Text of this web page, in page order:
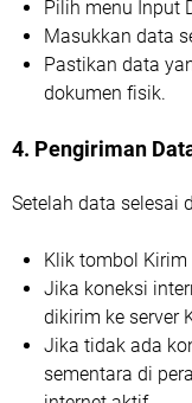
Pilih menu Input
Masukkan data
Pastikan data
dokumen fisik.
4. Pengiriman
Setelah data selesai
Klik tombol Kirim
Jika koneksi
dikirim ke server
Jika tidak ada
sementara di